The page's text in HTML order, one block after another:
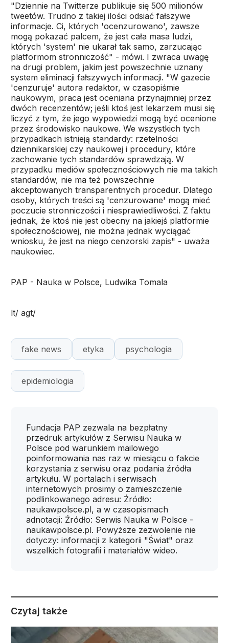
"Dziennie na Twitterze publikuje się 500 milionów
tweetów. Trudno z takiej ilości odsiać fałszywe
informacje. Ci, których 'ocenzurowano', zawsze
mogą pokazać palcem, że jest cała masa ludzi,
których 'system' nie ukarał tak samo, zarzucając
platformom stronniczość" - mówi. I zwraca uwagę
na drugi problem, jakim jest powszechnie uznany
system eliminacji fałszywych informacji. "W gazecie
'cenzuruje' autora redaktor, w czasopiśmie
naukowym, praca jest oceniana przynajmniej przez
dwóch recenzentów; jeśli ktoś jest lekarzem musi się
liczyć z tym, że jego wypowiedzi mogą być ocenione
przez środowisko naukowe. We wszystkich tych
przypadkach istnieją standardy: rzetelności
dziennikarskiej czy naukowej i procedury, które
zachowanie tych standardów sprawdzają. W
przypadku mediów społecznościowych nie ma takich
standardów, nie ma też powszechnie
akceptowanych transparentnych procedur. Dlatego
osoby, których treści są 'cenzurowane' mogą mieć
poczucie stronniczości i niesprawiedliwości. Z faktu
jednak, że ktoś nie jest obecny na jakiejś platformie
społecznościowej, nie można jednak wyciągać
wniosku, że jest na niego cenzorski zapis" - uważa
naukowiec.
PAP - Nauka w Polsce, Ludwika Tomala
lt/ agt/
fake news etyka psychologia
epidemiologia
Fundacja PAP zezwala na bezpłatny
przedruk artykułów z Serwisu Nauka w
Polsce pod warunkiem mailowego
poinformowania nas raz w miesiącu o fakcie
korzystania z serwisu oraz podania źródła
artykułu. W portalach i serwisach
internetowych prosimy o zamieszczenie
podlinkowanego adresu: Źródło:
naukawpolsce.pl, a w czasopismach
adnotacji: Źródło: Serwis Nauka w Polsce -
naukawpolsce.pl. Powyższe zezwolenie nie
dotyczy: informacji z kategorii "Świat" oraz
wszelkich fotografii i materiałów wideo.
Czytaj także